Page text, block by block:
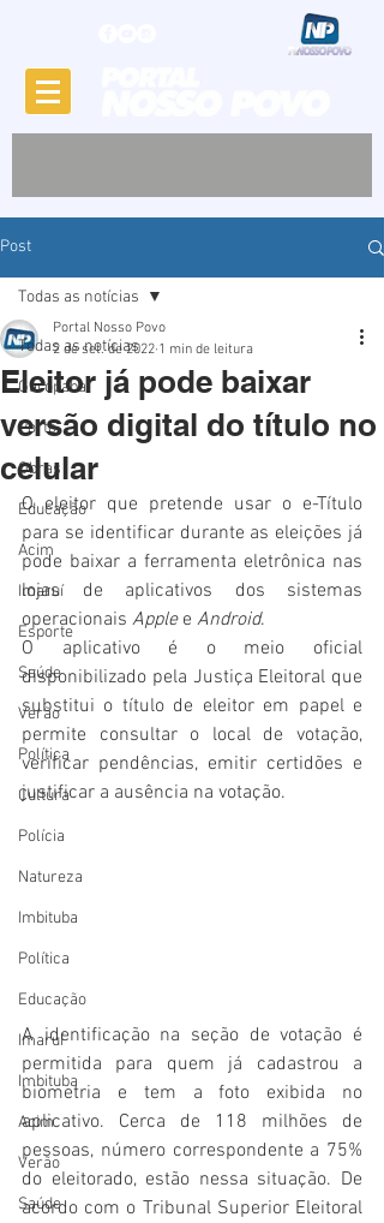
Post
Todas as notícias
Garopaba
Porto
Obras
Educação
Acim
Imaruí
Esporte
Saúde
Verão
Política
Cultura
Polícia
Natureza
Imbituba
Política
Educação
Imaruí
Imbituba
Acim
Verão
Saúde
Todas as notícias
Eleitor já pode baixar
versão digital do título no
celular
Portal Nosso Povo
2 de set. de 2022 1 min de leitura
O eleitor que pretende usar o e-Título
para se identificar durante as eleições já
pode baixar a ferramenta eletrônica nas
lojas de aplicativos dos sistemas
operacionais Apple e Android.
O aplicativo é o meio oficial
disponibilizado pela Justiça Eleitoral que
substitui o título de eleitor em papel e
permite consultar o local de votação,
verificar pendências, emitir certidões e
justificar a ausência na votação.
A identificação na seção de votação é
permitida para quem já cadastrou a
biometria e tem a foto exibida no
aplicativo. Cerca de 118 milhões de
pessoas, número correspondente a 75%
do eleitorado, estão nessa situação. De
acordo com o Tribunal Superior Eleitoral